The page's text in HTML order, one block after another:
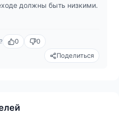
должны быть низкими.
0
0
Поделиться